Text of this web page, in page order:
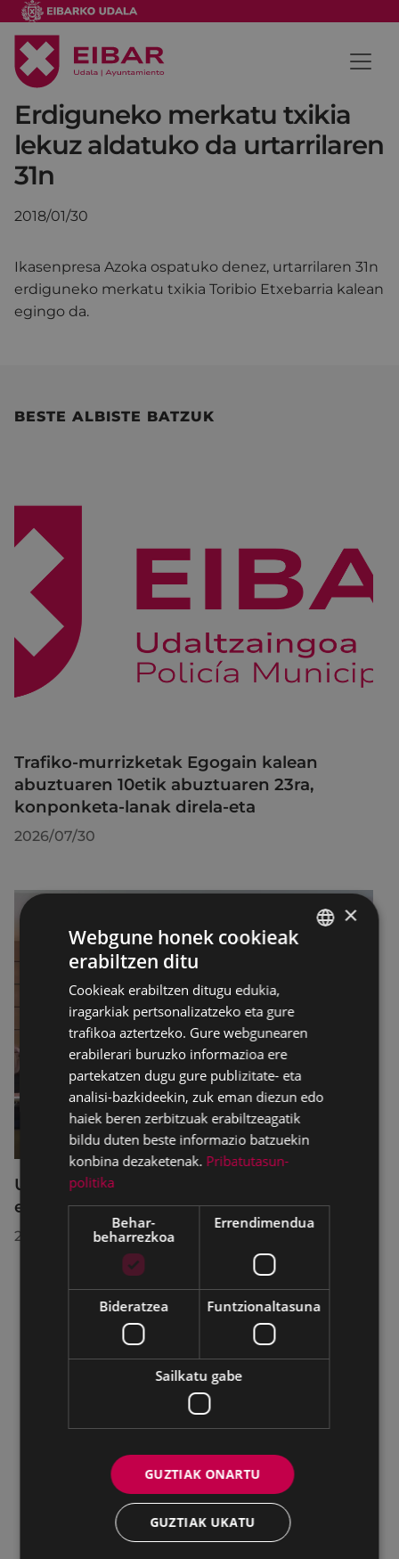
Erdiguneko merkatu txikia
lekuz aldatuko da urtarrilaren
31n
2018/01/30
Ikasenpresa Azoka ospatuko denez, urtarrilaren 31n
erdiguneko merkatu txikia Toribio Etxebarria kalean
egingo da.
BESTE ALBISTE BATZUK
Trafiko-murrizketak Egogain kalean
abuztuaren 10etik abuztuaren 23ra,
konponketa-lanak direla-eta
2026/07/30
Udalbatzak 2026ko uztailaren 27an
egindako bilkuran hartutako erabakiak
2026/07/28
×
Webgune honek cookieak
erabiltzen ditu
Cookieak erabiltzen ditugu edukia,
iragarkiak pertsonalizatzeko eta gure
trafikoa aztertzeko. Gure webgunearen
erabilerari buruzko informazioa ere
partekatzen dugu gure publizitate- eta
analisi-bazkideekin, zuk eman diezun edo
haiek beren zerbitzuak erabiltzeagatik
bildu duten beste informazio batzuekin
konbina dezaketenak. Pribatutasun-
politika
Behar-
beharrezkoa
Errendimendua
Bideratzea Funtzionaltasuna
Sailkatu gabe
GUZTIAK ONARTU
GUZTIAK UKATU